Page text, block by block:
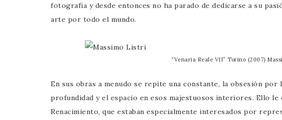
fotografía y desde entonces no ha parado de dedicarse a su
arte por todo el mundo.
“Venaria Reale VII” Torino (2007)
En sus obras a menudo se repite una constante, la obsesión
profundidad y el espacio en esos majestuosos interiores. Ello
Renacimiento, que estaban especialmente interesados por